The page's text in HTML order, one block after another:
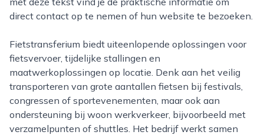
direct contact op te nemen of hun website te bezoeken.
Fietstransferium biedt uiteenlopende oplossingen voor
fietsvervoer, tijdelijke stallingen en
maatwerkoplossingen op locatie. Denk aan het veilig
transporteren van grote aantallen fietsen bij festivals,
congressen of sportevenementen, maar ook aan
ondersteuning bij woon werkverkeer, bijvoorbeeld met
verzamelpunten of shuttles. Het bedrijf werkt samen